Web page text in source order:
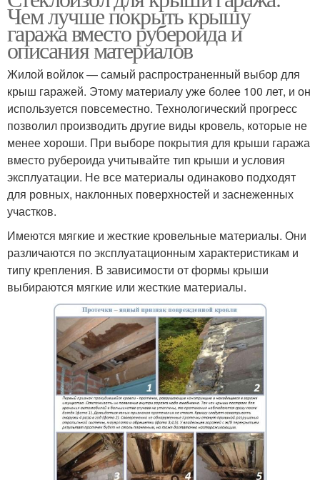
Чем лучше покрыть крышу
гаража вместо рубероида и
описания материалов
Жилой войлок — самый распространенный выбор для
крыш гаражей. Этому материалу уже более 100 лет, и он
используется повсеместно. Технологический прогресс
позволил производить другие виды кровель, которые не
менее хороши. При выборе покрытия для крыши гаража
вместо рубероида учитывайте тип крыши и условия
эксплуатации. Не все материалы одинаково подходят
для ровных, наклонных поверхностей и заснеженных
участков.
Имеются мягкие и жесткие кровельные материалы. Они
различаются по эксплуатационным характеристикам и
типу крепления. В зависимости от формы крыши
выбираются мягкие или жесткие материалы.